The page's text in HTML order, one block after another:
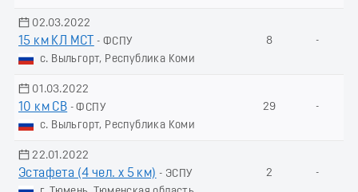
02.03.2022
15 км КЛ МСТ
- ФСПУ
с. Выльгорт, Республика Коми
8 -
01.03.2022
10 км СВ - ФСПУ
с. Выльгорт, Республика Коми
29 -
22.01.2022
Эстафета (4 чел. х 5 км) - ЭСПУ
2 -